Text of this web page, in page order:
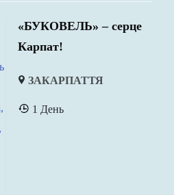
«БУКОВЕЛЬ» – серце
Карпат!
ЗАКАРПАТТЯ
1 День